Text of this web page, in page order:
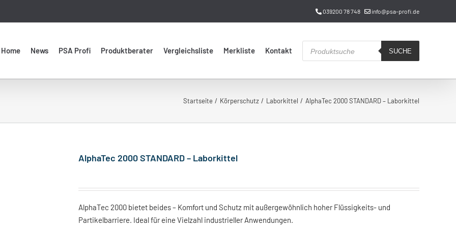
039200 78 748 info@psa-profi.de
Home News PSA Profi Produktberater Vergleichsliste Merkliste Kontakt
Products
search
SUCHE
Startseite Körperschutz Laborkittel AlphaTec 2000 STANDARD – Laborkittel
AlphaTec 2000 STANDARD – Laborkittel
AlphaTec 2000 bietet beides – Komfort und Schutz mit außergewöhnlich hoher Flüssigkeits- und
Partikelbarriere. Ideal für eine Vielzahl industrieller Anwendungen.